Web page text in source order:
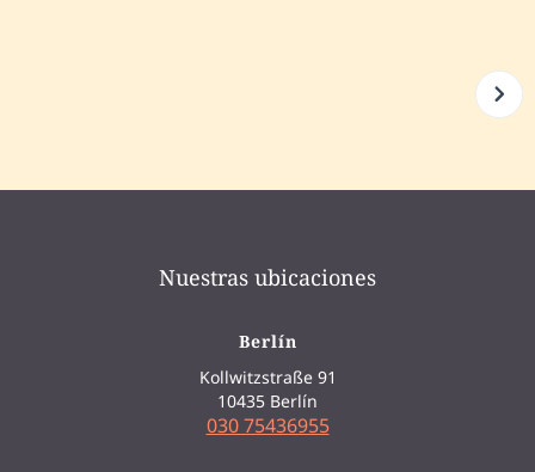
Nuestras ubicaciones
Berlín
Kollwitzstraße 91
10435 Berlín
030 75436955